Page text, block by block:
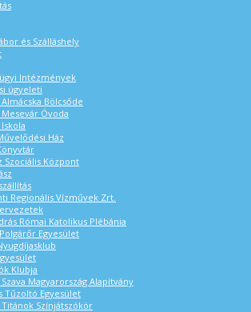
és Szálláshely
Intézmények
ügyeleti
Bölcsőde
Óvoda
Ház
Szociális Központ
Regionális Vízművek Zrt.
Római Katolikus Plébánia
Egyesület
Klubja
Magyarország Alapítvány
Tűzoltó Egyesület
Színjátszókör